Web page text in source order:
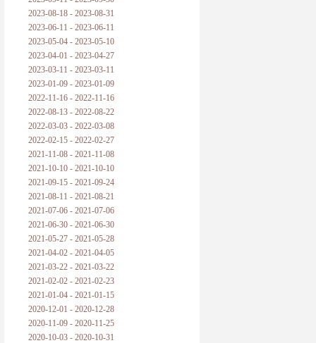
2023-08-18 - 2023-08-31
2023-06-11 - 2023-06-11
2023-05-04 - 2023-05-10
2023-04-01 - 2023-04-27
2023-03-11 - 2023-03-11
2023-01-09 - 2023-01-09
2022-11-16 - 2022-11-16
2022-08-13 - 2022-08-22
2022-03-03 - 2022-03-08
2022-02-15 - 2022-02-27
2021-11-08 - 2021-11-08
2021-10-10 - 2021-10-10
2021-09-15 - 2021-09-24
2021-08-11 - 2021-08-21
2021-07-06 - 2021-07-06
2021-06-30 - 2021-06-30
2021-05-27 - 2021-05-28
2021-04-02 - 2021-04-05
2021-03-22 - 2021-03-22
2021-02-02 - 2021-02-23
2021-01-04 - 2021-01-15
2020-12-01 - 2020-12-28
2020-11-09 - 2020-11-25
2020-10-03 - 2020-10-31